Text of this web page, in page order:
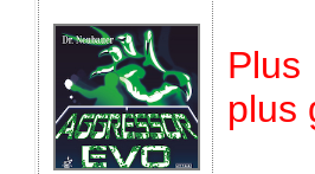
plus